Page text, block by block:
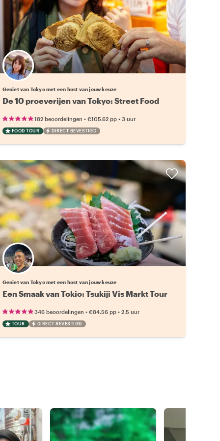
Kies jouw favoriete local
Geniet van Tokyo met een host van jouw keuze
De 10 proeverijen van Tokyo: Street Food
182 beoordelingen • €105.62 pp• 3 uur
FOOD TOUR DIRECT BEVESTIGD
Kies jouw favoriete local
Geniet van Tokyo met een host van jouw keuze
Een Smaak van Tokio: Tsukiji Vis Markt Tour
346 beoordelingen • €84.56 pp• 2.5 uur
TOUR DIRECT BEVESTIGD